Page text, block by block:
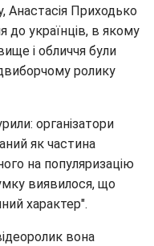
Анастасія Приходько
до українців, в якому
і обличчя були
ролику
організатори
як частина
на популяризацію
виявилося, що
характер".
вона